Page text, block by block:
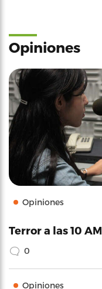
Opiniones
Opiniones
Terror a las 10 AM
0
Opiniones